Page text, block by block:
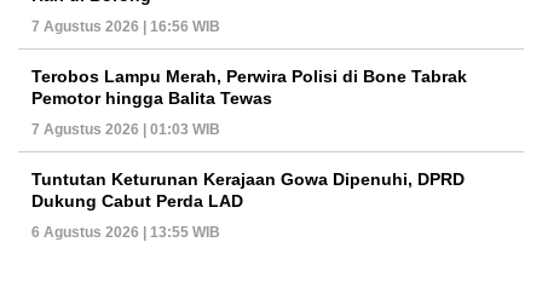
7 Agustus 2026 | 16:56 WIB
Terobos Lampu Merah, Perwira Polisi di Bone Tabrak
Pemotor hingga Balita Tewas
7 Agustus 2026 | 01:03 WIB
Tuntutan Keturunan Kerajaan Gowa Dipenuhi, DPRD
Dukung Cabut Perda LAD
6 Agustus 2026 | 13:55 WIB